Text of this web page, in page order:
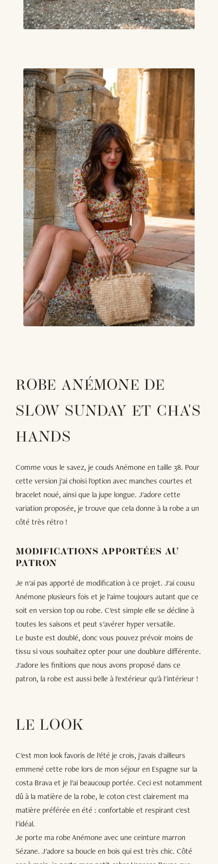
ROBE ANÉMONE DE
SLOW SUNDAY ET CHA'S
HANDS
Comme vous le savez, je couds Anémone en taille 38. Pour
cette version j'ai choisi l'option avec manches courtes et
bracelet noué, ainsi que la jupe longue. J'adore cette
variation proposée, je trouve que cela donne à la robe a un
côté très rétro !
MODIFICATIONS APPORTÉES AU
PATRON
Je n'ai pas apporté de modification à ce projet. J'ai cousu
Anémone plusieurs fois et je l'aime toujours autant que ce
soit en version top ou robe. C'est simple elle se décline à
toutes les saisons et peut s'avérer hyper versatile.
Le buste est doublé, donc vous pouvez prévoir moins de
tissu si vous souhaitez opter pour une doublure différente.
J'adore les finitions que nous avons proposé dans ce
patron, la robe est aussi belle à l'extérieur qu'à l'intérieur !
LE LOOK
C'est mon look favoris de l'été je crois, j'avais d'ailleurs
emmené cette robe lors de mon séjour en Espagne sur la
costa Brava et je l'ai beaucoup portée. Ceci est notamment
dû à la matière de la robe, le coton c'est clairement ma
matière préférée en été : confortable et respirant c'est
l'idéal.
Je porte ma robe Anémone avec une ceinture marron
Sézane. J'adore sa boucle en bois qui est très chic. Côté